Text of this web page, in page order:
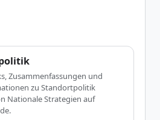
Zusammenfassungen und
zu Standortpolitik
Nationale Strategien auf